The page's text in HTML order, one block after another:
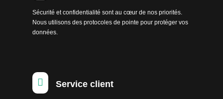
Sécurité et confidentialité sont au cœur de nos priorités.
Nous utilisons des protocoles de pointe pour protéger vos
données.
 Service client